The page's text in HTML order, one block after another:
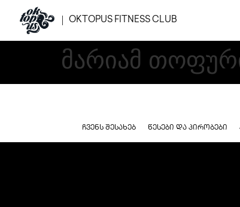
OKTOPUS FITNESS CLUB
მარიამ
ᲩᲕᲔᲜᲡ ᲨᲔᲡᲐᲮᲔᲑ ᲬᲔᲡᲔᲑᲘ ᲓᲐ ᲞᲘᲠᲝᲑᲔᲑᲘ